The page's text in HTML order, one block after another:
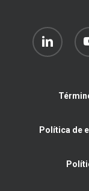
linkedin
Política de